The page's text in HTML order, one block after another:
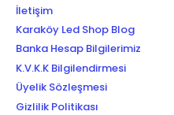
İletişim
Karaköy Led Shop Blog
Banka Hesap Bilgilerimiz
K.V.K.K Bilgilendirmesi
Üyelik Sözleşmesi
Gizlilik Politikası